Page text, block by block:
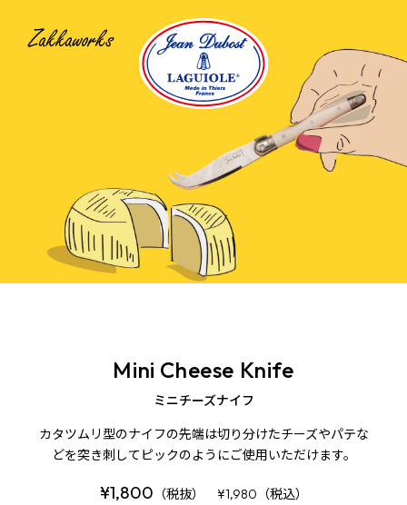
Mini Cheese Knife
ミニチーズナイフ
カタツムリ型のナイフの先端は切り分けたチーズやパテな
どを突き刺してピックのようにご使用いただけます。
¥1,800 （税抜） ¥1,980（税込）